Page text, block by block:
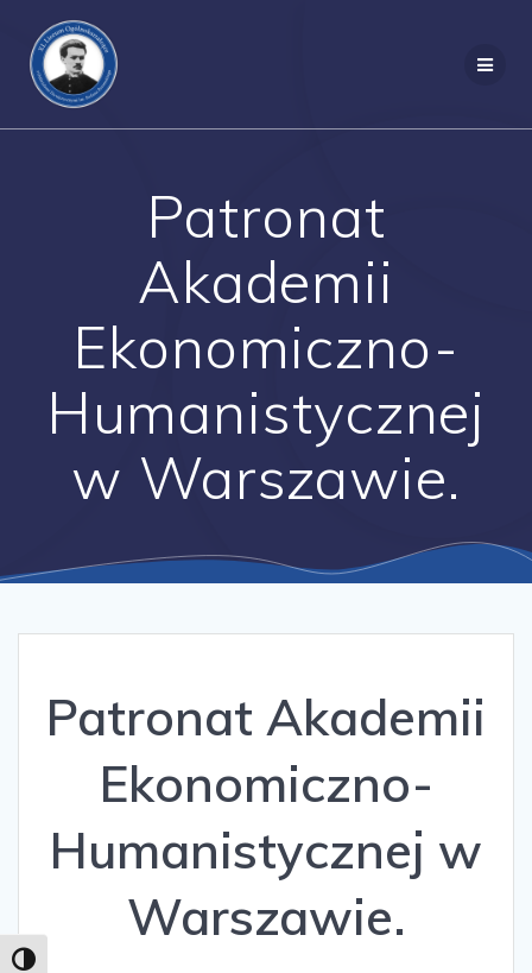
Toggle High Contrast
Patronat
Akademii
Ekonomiczno-
Humanistycznej
w Warszawie.
Patronat Akademii
Ekonomiczno-
Humanistycznej w
Warszawie.